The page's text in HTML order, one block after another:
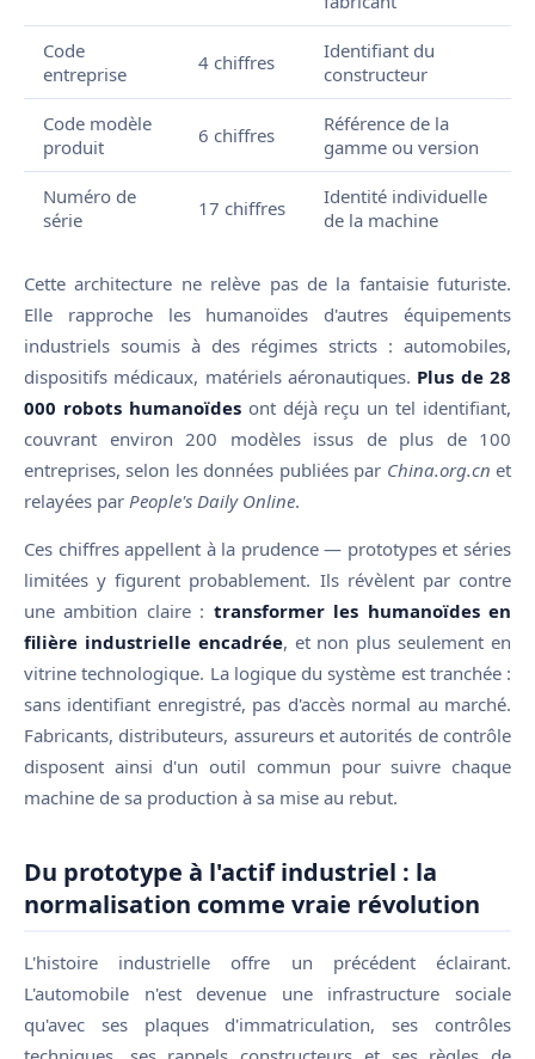
Code
entreprise
4 chiffres
Identifiant du
constructeur
Code modèle
produit
6 chiffres
Référence de la
gamme ou version
Numéro de
série
17 chiffres
Identité individuelle
de la machine
Cette architecture ne relève pas de la fantaisie futuriste.
Elle rapproche les humanoïdes d'autres équipements
industriels soumis à des régimes stricts : automobiles,
dispositifs médicaux, matériels aéronautiques. Plus de 28
000 robots humanoïdesont déjà reçu un tel identifiant,
couvrant environ 200 modèles issus de plus de 100
entreprises, selon les données publiées par China.org.cn et
relayées par People's Daily Online.
Ces chiffres appellent à la prudence — prototypes et séries
limitées y figurent probablement. Ils révèlent par contre
une ambition claire : transformer les humanoïdes en
filière industrielle encadrée, et non plus seulement en
vitrine technologique. La logique du système est tranchée :
sans identifiant enregistré, pas d'accès normal au marché.
Fabricants, distributeurs, assureurs et autorités de contrôle
disposent ainsi d'un outil commun pour suivre chaque
machine de sa production à sa mise au rebut.
Du prototype à l'actif industriel : la
normalisation comme vraie révolution
L'histoire industrielle offre un précédent éclairant.
L'automobile n'est devenue une infrastructure sociale
qu'avec ses plaques d'immatriculation, ses contrôles